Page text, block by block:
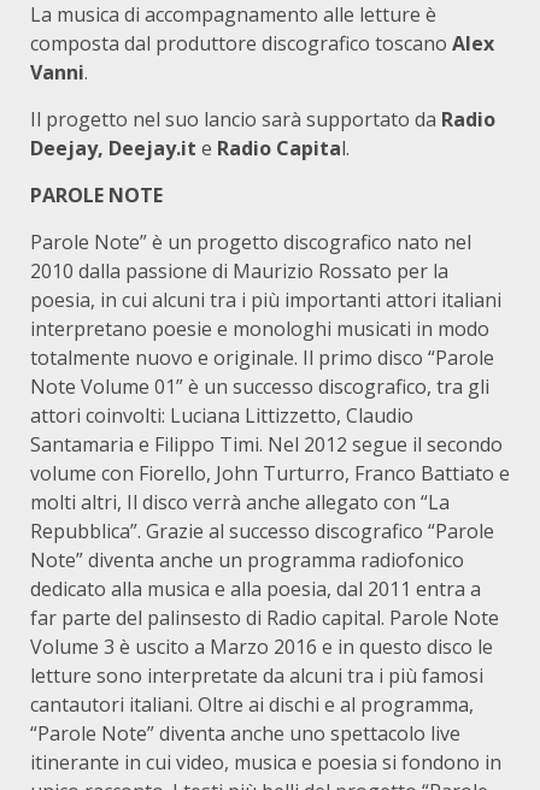
La musica di accompagnamento alle letture è
composta dal produttore discografico toscano Alex
Vanni.
Il progetto nel suo lancio sarà supportato da Radio
Deejay, Deejay.it e Radio Capital.
PAROLE NOTE
Parole Note” è un progetto discografico nato nel
2010 dalla passione di Maurizio Rossato per la
poesia, in cui alcuni tra i più importanti attori italiani
interpretano poesie e monologhi musicati in modo
totalmente nuovo e originale. Il primo disco “Parole
Note Volume 01” è un successo discografico, tra gli
attori coinvolti: Luciana Littizzetto, Claudio
Santamaria e Filippo Timi. Nel 2012 segue il secondo
volume con Fiorello, John Turturro, Franco Battiato e
molti altri, Il disco verrà anche allegato con “La
Repubblica”. Grazie al successo discografico “Parole
Note” diventa anche un programma radiofonico
dedicato alla musica e alla poesia, dal 2011 entra a
far parte del palinsesto di Radio capital. Parole Note
Volume 3 è uscito a Marzo 2016 e in questo disco le
letture sono interpretate da alcuni tra i più famosi
cantautori italiani. Oltre ai dischi e al programma,
“Parole Note” diventa anche uno spettacolo live
itinerante in cui video, musica e poesia si fondono in